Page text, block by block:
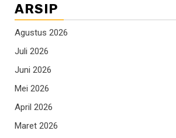
ARSIP
Agustus 2026
Juli 2026
Juni 2026
Mei 2026
April 2026
Maret 2026